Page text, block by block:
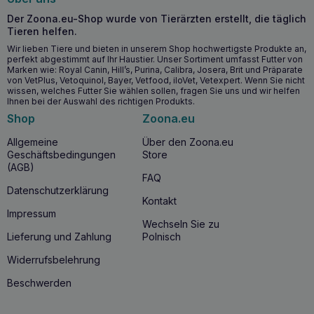
Zeit nach der Geburt zu verabreichen, bei Hautproblemen,
Juckreiz oder Schuppenbildung zu verwenden, es wirkt
sich positiv auf den Zustand des Haarkleides aus, es wirkt
sich positiv auf den Stoffwechsel aus, es hat eine
antiallergische Wirkung, es wirkt krebshemmend, es
reduziert Entzündungsprozesse, zum Beispiel bei
Muskelkater und Arthritis, es stärkt das Immunsystem, es
stärkt das Herz-Kreislauf-System. Lunderland Alaska
Wildlachsöl enthält ein Verhältnis von Omega3 zu Omega-6
Säuren von 10: 1. Zuchtlachsöl enthält z.B. ein Verhältnis
dieser Säuren: 1: 1. Der EPA / DPA / DHA Gehalt von Alaska
Wildlachsöl beträgt ca. 21%, in Zuchtlachsöl finden Sie ca.
8%. Unsere Produkte werden nach den höchsten
Standards, die für Lebensmittel erforderlich sind, hergestellt
und verpackt. Die tatsächliche Zusammensetzung jeder
Produktcharge ist auf der Website des Herstellers zu
finden. Maße: Teelöffel und Pumpe für Lunderland-
Spenderflaschen. Bitte beachten Sie: Das Produkt enthält
keinen Messbecher. Der Lunderland Teelöffel und die
bitte separat. Verpackungsart: dunkle Glasflasche mit
Kunststoffkappe. Zusammensetzung: 100% Pazifisches
Lachsöl ohne jegliche Zusatzstoffe. Analyse der
Der Zoona.eu-Shop wurde von Tierärzten erstellt, die täglich
Tieren helfen.
Wir lieben Tiere und bieten in unserem Shop hochwertigste Produkte an,
perfekt abgestimmt auf Ihr Haustier. Unser Sortiment umfasst Futter von
Marken wie: Royal Canin, Hill’s, Purina, Calibra, Josera, Brit und Präparate
von VetPlus, Vetoquinol, Bayer, Vetfood, iloVet, Vetexpert. Wenn Sie nicht
wissen, welches Futter Sie wählen sollen, fragen Sie uns und wir helfen
Ihnen bei der Auswahl des richtigen Produkts.
Shop
Allgemeine
Geschäftsbedingungen
(AGB)
Datenschutzerklärung
Impressum
Lieferung und Zahlung
Widerrufsbelehrung
Beschwerden
Zoona.eu
Über den Zoona.eu
Store
FAQ
Kontakt
Wechseln Sie zu
Polnisch